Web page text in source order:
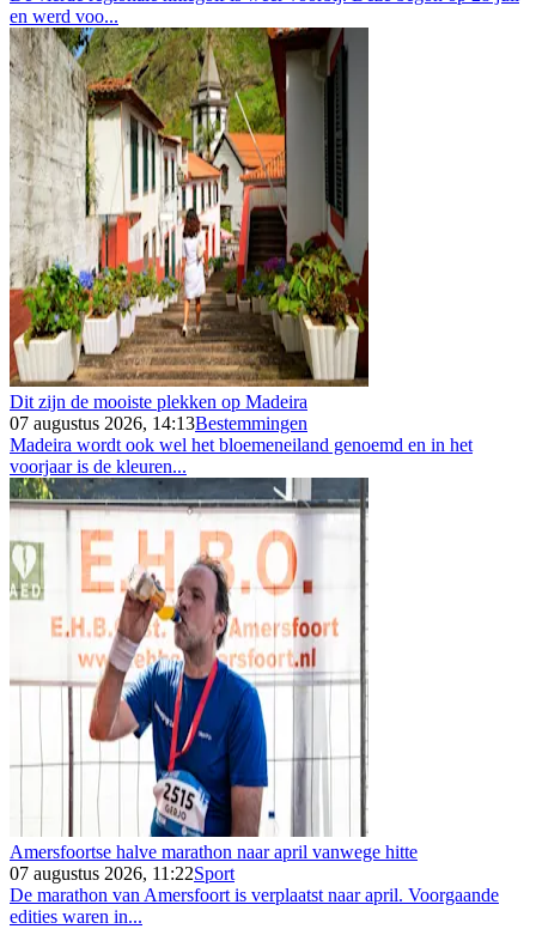
en werd voo...
Dit zijn de mooiste plekken op Madeira
07 augustus 2026, 14:13Bestemmingen
Madeira wordt ook wel het bloemeneiland genoemd en in het
voorjaar is de kleuren...
Amersfoortse halve marathon naar april vanwege hitte
07 augustus 2026, 11:22Sport
De marathon van Amersfoort is verplaatst naar april. Voorgaande
edities waren in...